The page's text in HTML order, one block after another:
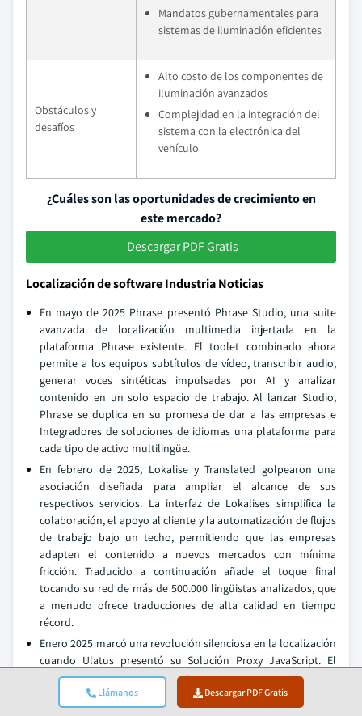
Llámanos Descargar PDF Gratis
Mandatos gubernamentales para
sistemas de iluminación eficientes
Obstáculos y
desafíos
Alto costo de los componentes de
iluminación avanzados
Complejidad en la integración del
sistema con la electrónica del
vehículo
¿Cuáles son las oportunidades de crecimiento en
este mercado?
Descargar PDF Gratis
Localización de software Industria Noticias
En mayo de 2025 Phrase presentó Phrase Studio, una suite
avanzada de localización multimedia injertada en la
plataforma Phrase existente. El toolet combinado ahora
permite a los equipos subtítulos de vídeo, transcribir audio,
generar voces sintéticas impulsadas por AI y analizar
contenido en un solo espacio de trabajo. Al lanzar Studio,
Phrase se duplica en su promesa de dar a las empresas e
Integradores de soluciones de idiomas una plataforma para
cada tipo de activo multilingüe.
En febrero de 2025, Lokalise y Translated golpearon una
asociación diseñada para ampliar el alcance de sus
respectivos servicios. La interfaz de Lokalises simplifica la
colaboración, el apoyo al cliente y la automatización de flujos
de trabajo bajo un techo, permitiendo que las empresas
adapten el contenido a nuevos mercados con mínima
fricción. Traducido a continuación añade el toque final
tocando su red de más de 500.000 lingüistas analizados, que
a menudo ofrece traducciones de alta calidad en tiempo
récord.
Enero 2025 marcó una revolución silenciosa en la localización
cuando Ulatus presentó su Solución Proxy JavaScript. El
avance permite a los ingenieros añadir una sola línea de
código y transformar instantáneamente un producto
completo de software en cualquier idioma, recortando tanto